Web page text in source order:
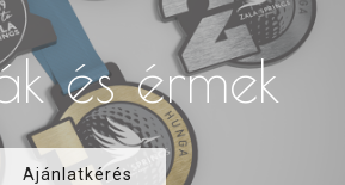
és érmek
Ajánlatkérés